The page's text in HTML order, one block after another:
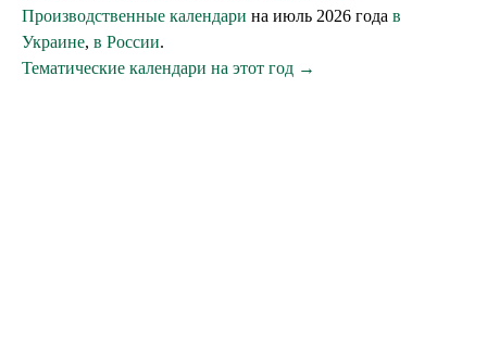
Производственные календари на июль 2026 года в
Украине, в России.
Тематические календари на этот год →